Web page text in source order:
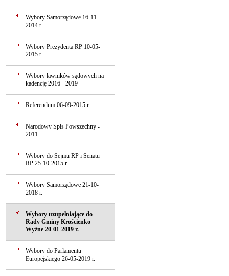
Wybory Samorządowe 16-11-
2014 r.
Wybory Prezydenta RP 10-05-
2015 r.
Wybory ławników sądowych na
kadencję 2016 - 2019
Referendum 06-09-2015 r.
Narodowy Spis Powszechny -
2011
Wybory do Sejmu RP i Senatu
RP 25-10-2015 r.
Wybory Samorządowe 21-10-
2018 r.
Wybory uzupełniające do
Rady Gminy Krościenko
Wyżne 20-01-2019 r.
Wybory do Parlamentu
Europejskiego 26-05-2019 r.